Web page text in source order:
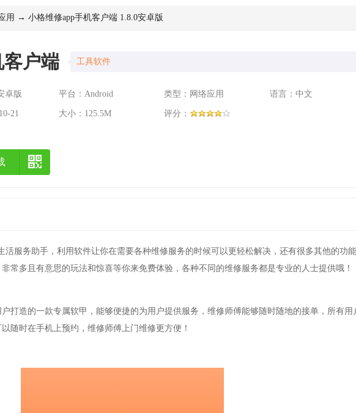
用 → 小格维修app手机客户端 1.8.0安卓版
户端 工具软件
卓版 平台：Android 类型：网络应用 语言：中文
21 大小：125.5M 评分：
活服务助手，利用软件让你在需要各种维修服务的时候可以更轻松解决，还有很多其他的功
常多且有意思的玩法和惊喜等你来免费体验，各种不同的维修服务都是专业的人士提供哦！
打造的一款专属软甲，能够便捷的为用户提供服务，维修师傅能够随时随地的接单，所有用
随时在手机上预约，维修师傅上门维修更方便！